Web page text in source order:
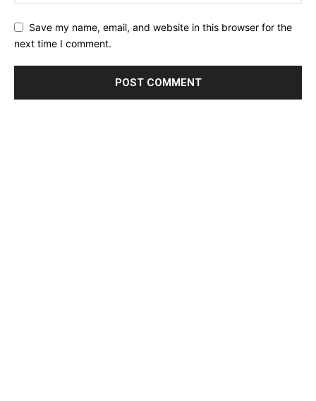
Save my name, email, and website in this browser for the
next time I comment.